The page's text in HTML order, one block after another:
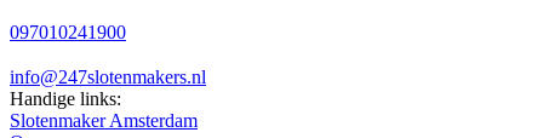
097010241900
info@247slotenmakers.nl
Handige links:
Slotenmaker Amsterdam